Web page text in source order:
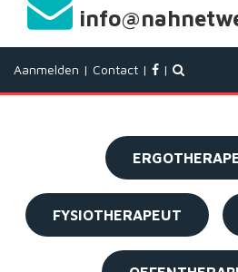
Aanmelden | Contact | |
FYSIOTHERAPEUT